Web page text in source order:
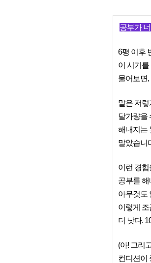
공부가
6평 이후
이 시기
물어보면
말은 저
달가량을
해내지는
말았습니
이런 경
공부를
아무것도
이렇게
더 낫다.
(아! 그리
컨디션이